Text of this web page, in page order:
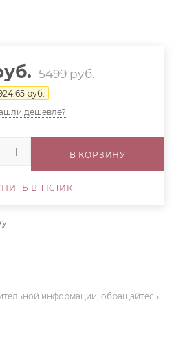
5499руб.
руб.
дешевле?
В КОРЗИНУ
В 1 КЛИК
информации, обращайтесь